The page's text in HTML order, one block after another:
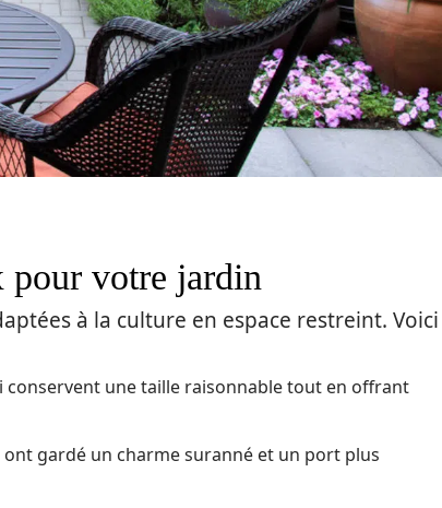
pour votre jardin
à la culture en espace restreint. Voici
conservent une taille raisonnable tout en offrant
ont gardé un charme suranné et un port plus